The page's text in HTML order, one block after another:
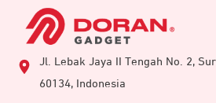
Jl. Lebak Jaya II Tengah No. 2,
60134, Indonesia